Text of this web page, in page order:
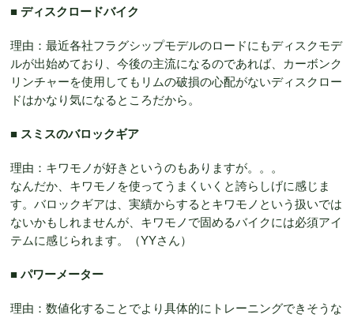
■ ディスクロードバイク
理由：最近各社フラグシップモデルのロードにもディスクモデ
ルが出始めており、今後の主流になるのであれば、カーボンク
リンチャーを使用してもリムの破損の心配がないディスクロー
ドはかなり気になるところだから。
■ スミスのバロックギア
理由：キワモノが好きというのもありますが。。。
なんだか、キワモノを使ってうまくいくと誇らしげに感じま
す。バロックギアは、実績からするとキワモノという扱いでは
ないかもしれませんが、キワモノで固めるバイクには必須アイ
テムに感じられます。（YYさん）
■パワーメーター
理由：数値化することでより具体的にトレーニングできそうな